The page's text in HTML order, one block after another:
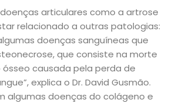
articulares como a artrose
relacionado a outras patologias:
doenças sanguíneas que
que consiste na morte
causada pela perda de
explica o Dr. David Gusmão.
algumas doenças do colágeno e